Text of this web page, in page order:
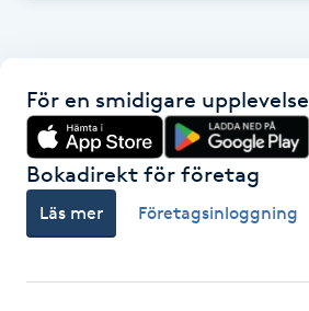
Hypnos
För en smidigare upplevelse
Bokadirekt för företag
Läs mer Företagsinloggning